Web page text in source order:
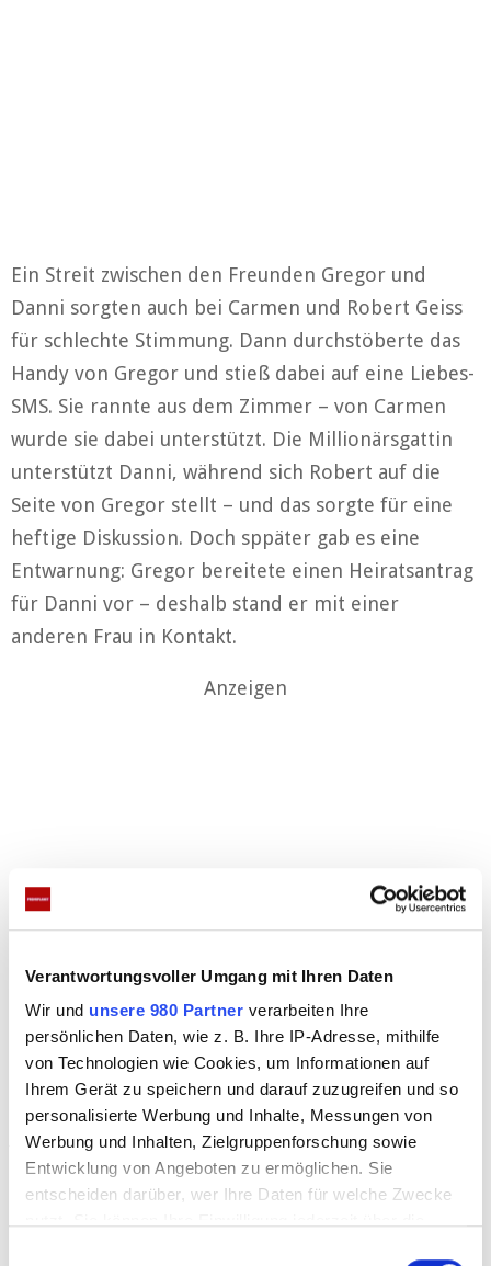
Verantwortungsvoller Umgang mit Ihren Daten
Wir und unsere 980 Partner verarbeiten Ihre
persönlichen Daten, wie z. B. Ihre IP-Adresse, mithilfe
von Technologien wie Cookies, um Informationen auf
Ihrem Gerät zu speichern und darauf zuzugreifen und so
personalisierte Werbung und Inhalte, Messungen von
Werbung und Inhalten, Zielgruppenforschung sowie
Entwicklung von Angeboten zu ermöglichen. Sie
entscheiden darüber, wer Ihre Daten für welche Zwecke
Ein Streit zwischen den Freunden Gregor und
Danni sorgten auch bei Carmen und Robert Geiss
für schlechte Stimmung. Dann durchstöberte das
Handy von Gregor und stieß dabei auf eine Liebes-
SMS. Sie rannte aus dem Zimmer – von Carmen
wurde sie dabei unterstützt. Die Millionärsgattin
unterstützt Danni, während sich Robert auf die
Seite von Gregor stellt – und das sorgte für eine
heftige Diskussion. Doch sppäter gab es eine
Entwarnung: Gregor bereitete einen Heiratsantrag
für Danni vor – deshalb stand er mit einer
anderen Frau in Kontakt.
Anzeigen
Das passiert sonst noch bei den
Geissens
Deutschlands schillerndste Millionärsfamilie
verschlägt es für das Winter Opening nach Valberg.
Zusammen mit guten Freunden soll die kalte
Jahreszeit dort in ihrem Ferienhaus eingeläutet
werden. Auch Davina und Shania haben Freunde
eingeladen. Da stellt sich Papa Robert natürlich die
Frage, ob auch Jungs dabei sind!